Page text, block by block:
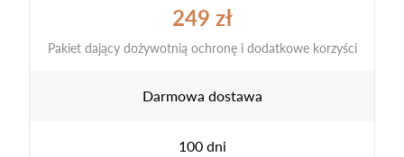
249 zł
Pakiet dający dożywotnią ochronę i dodatkowe korzyści
Darmowa dostawa
100 dni